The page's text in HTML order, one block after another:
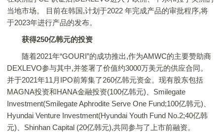
当地市场。 目前在韩国,计划于2022 年完成产品的审批程序,将
于2023年进行产品的发布。
获得250亿韩元的投资
随着2021年“GOURI”的成功推出,作为AMWC的主要赞助商
DEXLEVO参与其中,并签署了价值约3000万美元的供应合同。
并于2021年11月IPO前筹集了260亿韩元资金。现有股东包括
MAGNA投资和HANA金融投资(100亿韩元)、Smilegate
Investment(Smilegate Aphrodite Serve One Fund;100亿韩元)、
Hyundai Venture Investment(Hyundai Youth Fund No.2;40亿韩
元)、Shinhan Capital (20亿韩元),共同参与了上市前融资。